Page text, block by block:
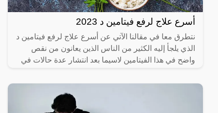
أسرع علاج لرفع فيتامين د 2023
نتطرق معا في مقالنا الآتي عن أسرع علاج لرفع فيتامين د
الذي يلجأ إليه الكثير من الناس الذين يعانون من نقص
واضح في هذا الفيتامين لاسيما بعد انتشار عدة حالات في